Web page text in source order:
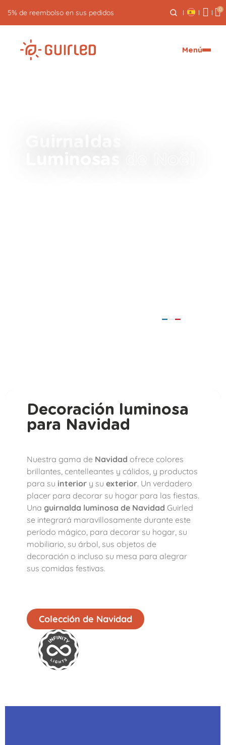
5% de reembolso en sus pedidos 0
Menú
Decoración luminosa
para Navidad
Nuestra gama de Navidad ofrece colores
brillantes, centelleantes y cálidos, y productos
para su interiory su exterior. Un verdadero
placer para decorar su hogar para las fiestas.
Una guirnalda luminosa de Navidad Guirled
se integrará maravillosamente durante este
período mágico, para decorar su hogar, su
mobiliario, su árbol, sus objetos de
decoración o incluso su mesa para alegrar
sus comidas festivas.
Colección de Navidad